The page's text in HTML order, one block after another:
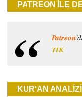
PATREON İLE
Patreon
TIK
KUR'AN ANALİZİ